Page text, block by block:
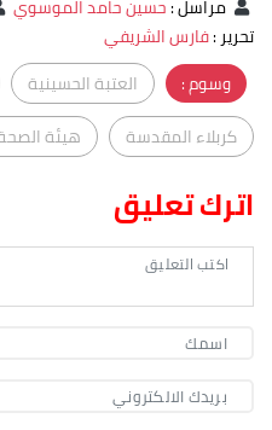
مراسل:حسين حامد الموسوي
تحرير:فارس الشريفي
وسوم :
العتبة الحسينية
كربلاء المقدسة
هيئة
اترك تعليق